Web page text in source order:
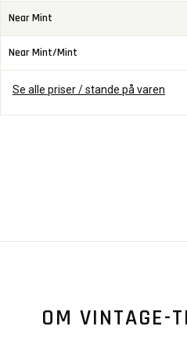
Near Mint
Near Mint/Mint
Se alle priser / stande på varen
OM VINTAGE-